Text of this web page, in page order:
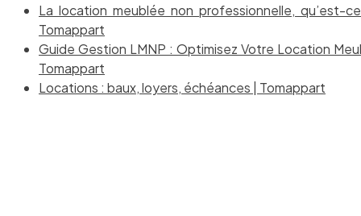
La location meublée non professionnelle, qu’est-
Tomappart
Guide Gestion LMNP : Optimisez Votre Location
Tomappart
Locations : baux, loyers, échéances | Tomappart